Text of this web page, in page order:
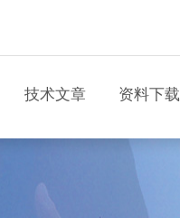
技术文章 资料下载